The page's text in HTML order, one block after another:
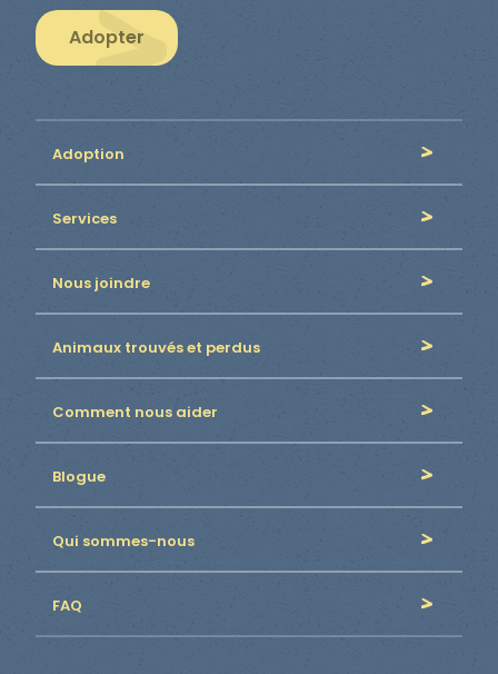
Adopter
Adoption
Services
Nous joindre
Animaux trouvés et perdus
Comment nous aider
Blogue
Qui sommes-nous
FAQ